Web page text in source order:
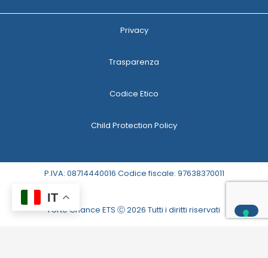
Privacy
Trasparenza
Codice Etico
Child Protection Policy
P.IVA: 08714440016 Codice fiscale: 97638370011
Forte Chance ETS Ⓒ 2026 Tutti i diritti riservati
IT